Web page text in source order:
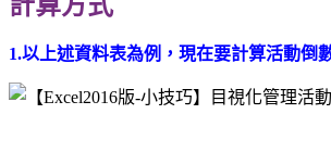
1.以上述資料表為例，現在要計算活動倒